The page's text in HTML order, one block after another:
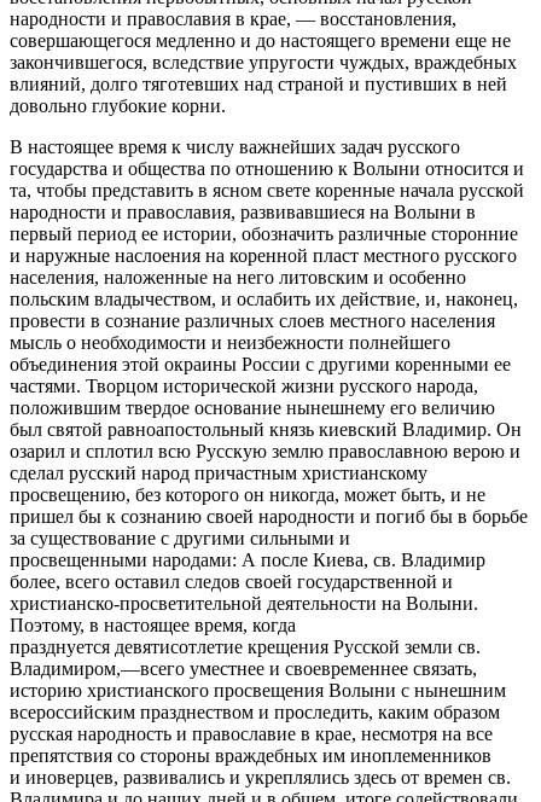
народности и православия в крае, — восстановления,
совершающегося медленно и до настоящего времени еще не
закончившегося, вследствие упругости чуждых, враждебных
влияний, долго тяготевших над страной и пустивших в ней
довольно глубокие корни.
В настоящее время к числу важнейших задач русского
государства и общества по отношению к Волыни относится и
та, чтобы представить в ясном свете коренные начала русской
народности и православия, развивавшиеся на Волыни в
первый период ее истории, обозначить различные сторонние
и наружные наслоения на коренной пласт местного русского
населения, наложенные на него литовским и особенно
польским владычеством, и ослабить их действие, и, наконец,
провести в сознание различных слоев местного населения
мысль о необходимости и неизбежности полнейшего
объединения этой окраины России с другими коренными ее
частями. Творцом исторической жизни русского народа,
положившим твердое основание нынешнему его величию
был святой равноапостольный князь киевский Владимир. Он
озарил и сплотил всю Русскую землю православною верою и
сделал русский народ причастным христианскому
просвещению, без которого он никогда, может быть, и не
пришел бы к сознанию своей народности и погиб бы в борьбе
за существование с другими сильными и
просвещенными народами: А после Киева, св. Владимир
более, всего оставил следов своей государственной и
христианско-просветительной деятельности на Волыни.
Поэтому, в настоящее время, когда
празднуется девятисотлетие крещения Русской земли св.
Владимиром,—всего уместнее и своевременнее связать,
историю христианского просвещения Волыни с нынешним
всероссийским празднеством и проследить, каким образом
русская народность и православие в крае, несмотря на все
препятствия со стороны враждебных им иноплеменников
и иноверцев, развивались и укреплялись здесь от времен св.